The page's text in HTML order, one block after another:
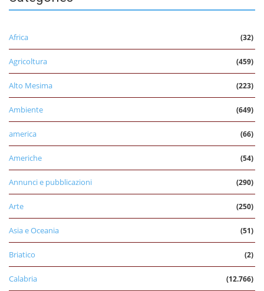
Africa (32)
Agricoltura (459)
Alto Mesima (223)
Ambiente (649)
america (66)
Americhe (54)
Annunci e pubblicazioni (290)
Arte (250)
Asia e Oceania (51)
Briatico (2)
Calabria (12.766)